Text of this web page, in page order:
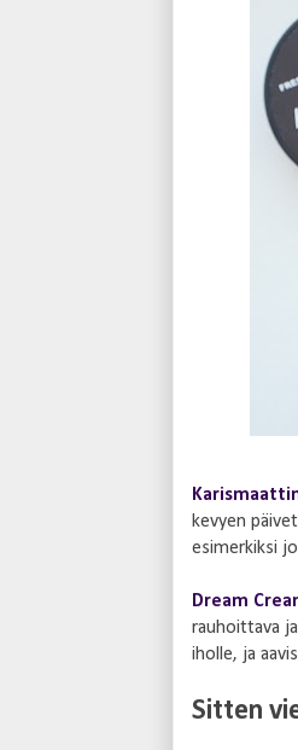
kevyen
esimerkiksi
Dream
rauhoittava
iholle, ja
Sitten